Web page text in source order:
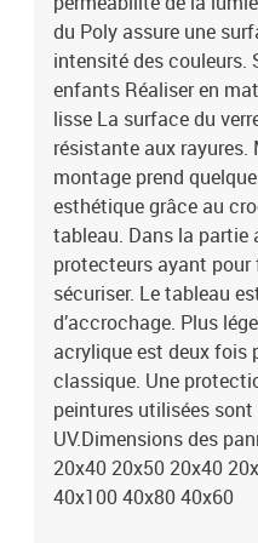
du Poly assure une
intensité des couleurs.
enfants Réaliser en
lisse La surface du
résistante aux
montage prend
esthétique grâce au
tableau. Dans la partie
protecteurs ayant
sécuriser. Le tableau
d’accrochage. Plus
acrylique est deux fois
classique. Une
peintures utilisées
UV.Dimensions des
20x40 20x50 20x40
40x100 40x80 40x60